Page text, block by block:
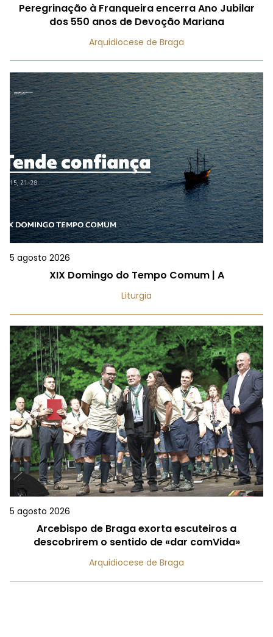
Peregrinação à Franqueira encerra Ano Jubilar
dos 550 anos de Devoção Mariana
Arquidiocese de Braga
5 agosto 2026
XIX Domingo do Tempo Comum | A
Liturgia
5 agosto 2026
Arcebispo de Braga exorta escuteiros a
descobrirem o sentido de «dar comVida»
Arquidiocese de Braga